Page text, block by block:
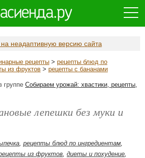
неадаптивную версию сайта
рецепты > рецепты блюд по
из фруктов > рецепты с бананами
группе Собираем урожай: хвастики, рецепты,
лепешки без муки и
, рецепты блюд по ингредиентам,
из фруктов, диеты и похудение,